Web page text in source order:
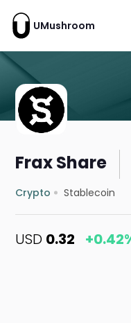
UMushroom
Frax Share
Crypto Stablecoin
USD 0.32